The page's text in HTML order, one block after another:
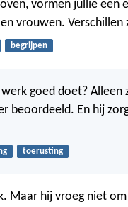
vormen jullie een
vrouwen. Verschillen
begrijpen
goed doet? Alleen
beoordeeld. En hij
toerusting
Maar hij vroeg niet